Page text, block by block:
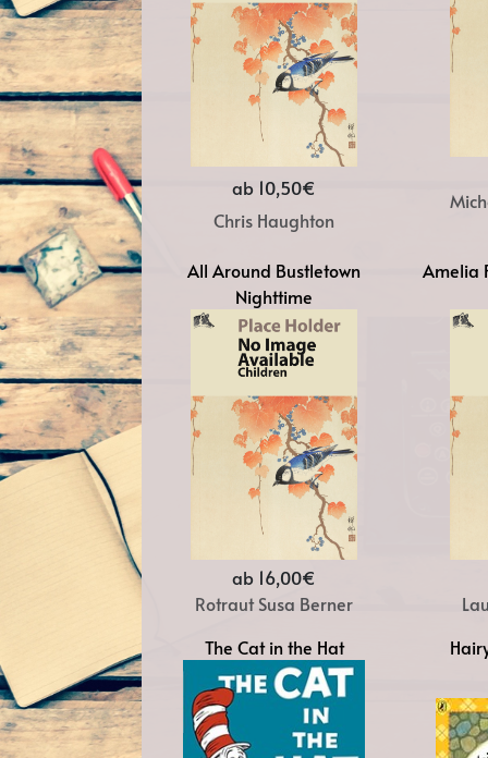
ab 10,50€
Chris Haughton
All Around Bustletown
Nighttime
ab 16,00€
Rotraut Susa Berner
Amelia
The Cat in the Hat